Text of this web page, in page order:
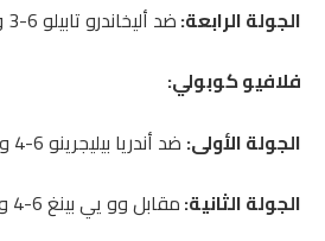
الجولة الرابعة:ضد أليخاندرو تابيلو 6-3 و7-5 و6-1
فلافيو كوبولي:
الجولة الأولى: ضد أندريا بيليجرينو 6-4 و7-6 (7-4) و6-3
الجولة الثانية:مقابل وو يي بينغ 6-4 و6-4 و6-4